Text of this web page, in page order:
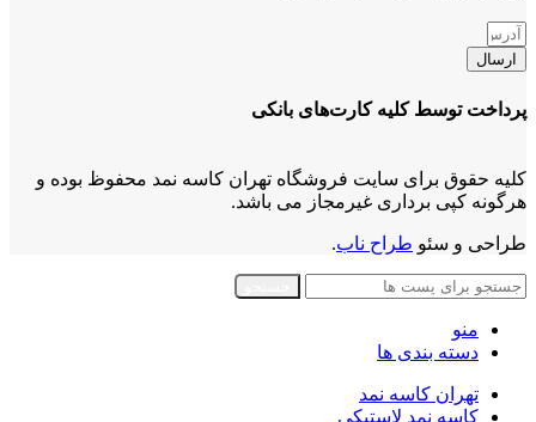
ارسال
پرداخت توسط کلیه کارت‌های بانکی
کلیه حقوق برای سایت فروشگاه تهران کاسه نمد محفوظ بوده و
هرگونه کپی برداری غیرمجاز می باشد.
طراحی و سئو طراح ناب.
منو
دسته بندی ها
تهران کاسه نمد
کاسه نمد لاستیکی